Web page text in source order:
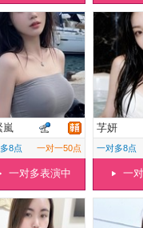
嵐
8点 一对一50点
一对多表演中
芓妍
一对多8点
一